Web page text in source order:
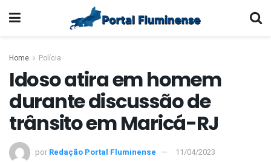
Home Polícia
Idoso atira em homem
durante discussão de
trânsito em Maricá-RJ
por Redação Portal Fluminense 11/04/2023